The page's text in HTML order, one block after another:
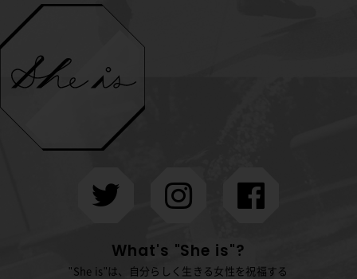
What's "She is"?
"She is"は、自分らしく生きる女性を祝福する